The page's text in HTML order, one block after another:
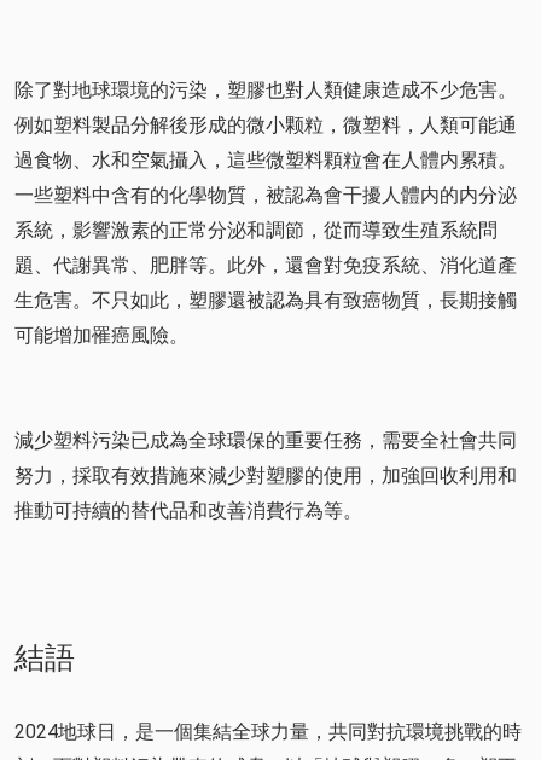
除了對地球環境的污染，塑膠也對人類健康造成不少危害。
例如塑料製品分解後形成的微小颗粒，微塑料，人類可能通
過食物、水和空氣攝入，這些微塑料顆粒會在人體内累積。
一些塑料中含有的化學物質，被認為會干擾人體内的内分泌
系統，影響激素的正常分泌和調節，從而導致生殖系統問
題、代謝異常、肥胖等。此外，還會對免疫系統、消化道產
生危害。不只如此，塑膠還被認為具有致癌物質，長期接觸
可能增加罹癌風險。
減少塑料污染已成為全球環保的重要任務，需要全社會共同
努力，採取有效措施來減少對塑膠的使用，加強回收利用和
推動可持續的替代品和改善消費行為等。
結語
2024地球日，是一個集結全球力量，共同對抗環境挑戰的時